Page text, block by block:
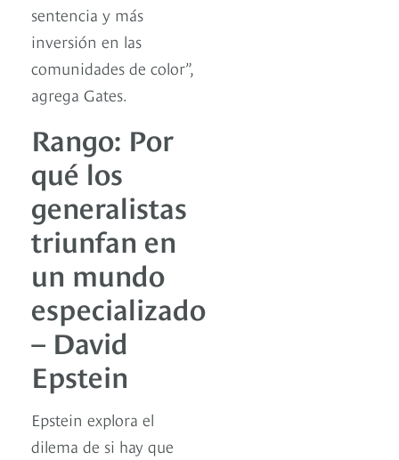
sentencia y más
inversión en las
comunidades de color”,
agrega Gates.
Rango: Por
qué los
generalistas
triunfan en
un mundo
especializado
– David
Epstein
Epstein explora el
dilema de si hay que